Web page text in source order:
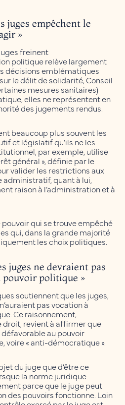
juges empêchent le
»
freinent
politique relève largement
décisions emblématiques
le délit de solidarité, Conseil
mesures sanitaires)
elles ne représentent en
des jugements rendus.
beaucoup plus souvent les
et législatif qu’ils ne les
par exemple, utilise
général », définie par le
valider les restrictions aux
quant à lui,
raison à l’administration et à
pouvoir qui se trouve empêché
qui, dans la grande majorité
les choix politiques.
juges ne devraient pas
pouvoir politique »
soutiennent que les juges,
pas vocation à
Ce raisonnement,
droit, revient à affirmer que
au pouvoir
voire « anti-démocratique ».
du juge que d’être ce
la norme juridique
parce que le juge peut
des pouvoirs fonctionne. Loin